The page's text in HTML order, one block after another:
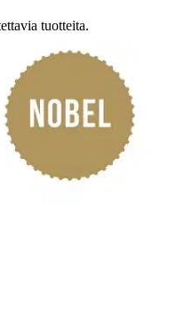
tuotteita.